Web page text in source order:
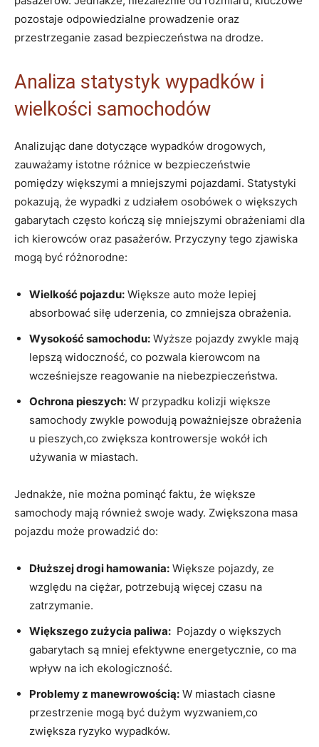
​pozostaje odpowiedzialne prowadzenie oraz
przestrzeganie zasad ⁣bezpieczeństwa na⁢ drodze.
Analiza statystyk wypadków i
wielkości ‌samochodów
Analizując‍ dane ⁤dotyczące wypadków drogowych,
‍zauważamy istotne różnice ‍w bezpieczeństwie ​
pomiędzy‌ większymi a mniejszymi ⁣pojazdami. ​Statystyki
‍pokazują, że wypadki z udziałem osobówek o większych
gabarytach często kończą się‍ mniejszymi obrażeniami ​dla
ich kierowców‌ oraz pasażerów.⁢ Przyczyny tego zjawiska
mogą⁤ być różnorodne:
Wielkość pojazdu: Większe auto ⁢może lepiej
‌absorbować siłę uderzenia, co zmniejsza⁤ obrażenia.
Wysokość⁤ samochodu: Wyższe pojazdy zwykle mają ​
lepszą widoczność, co pozwala kierowcom na
‍wcześniejsze reagowanie na ‌niebezpieczeństwa.
Ochrona pieszych: W przypadku kolizji większe
samochody zwykle powodują‍ poważniejsze obrażenia
u pieszych,co zwiększa ​kontrowersje wokół ich
używania w miastach.
Jednakże, nie można pominąć faktu, że większe
samochody mają⁣ również swoje wady. Zwiększona masa
pojazdu‍ może prowadzić do:
Dłuższej drogi hamowania: Większe ⁤pojazdy, ze
względu ‍na ciężar, potrzebują ‍więcej czasu na
⁢zatrzymanie.
Większego‌ zużycia ⁤paliwa: ‍ Pojazdy ​o większych⁣
gabarytach są⁣ mniej‍ efektywne energetycznie, co ma
wpływ na ich ekologiczność.
Problemy z manewrowością: W ​miastach ⁣ciasne
przestrzenie mogą być‌ dużym wyzwaniem,co⁤
zwiększa ryzyko wypadków.